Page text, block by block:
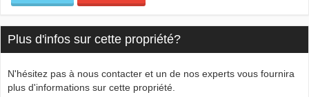
Plus d'infos sur cette propriété?
N'hésitez pas à nous contacter et un de nos experts vous fournira
plus d'informations sur cette propriété.